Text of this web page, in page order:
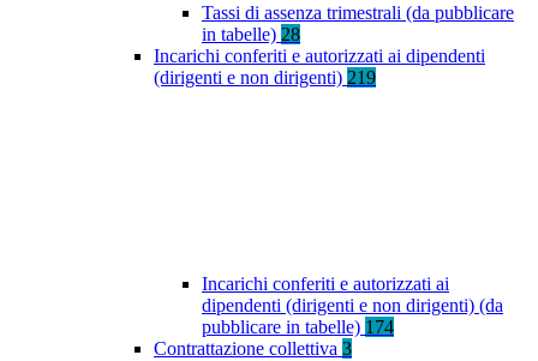
Tassi di assenza trimestrali (da pubblicare
in tabelle) 28
Incarichi conferiti e autorizzati ai dipendenti
(dirigenti e non dirigenti) 219
Incarichi conferiti e autorizzati ai
dipendenti (dirigenti e non dirigenti) (da
pubblicare in tabelle) 174
Contrattazione collettiva 3